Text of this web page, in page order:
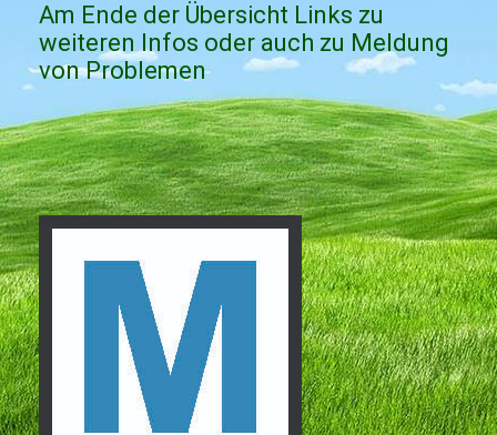
Am Ende der Übersicht Links zu
weiteren Infos oder auch zu Meldung
von Problemen